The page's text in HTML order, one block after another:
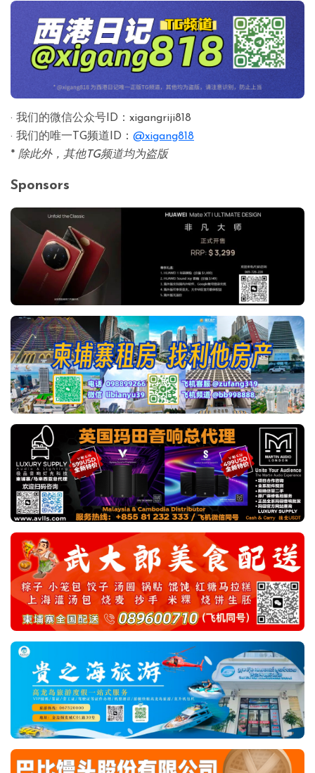
· 我们的微信公众号ID：xigangriji818
· 我们的唯一TG频道ID： @xigang818
* 除此外，其他TG频道均为盗版
Sponsors